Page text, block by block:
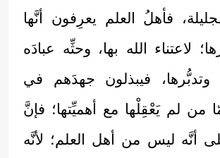
فأهلُ العلم يعرِفون أنَّها
لاعتناء الله بها، وحثِّه عبادَه
وتدبُّرها، فيبذلون جهدَهم في
من لم يَعْقِلْها مع أهميِّتها؛ فإنَّ
أنَّه ليس من أهل العلم؛ لأنَّه